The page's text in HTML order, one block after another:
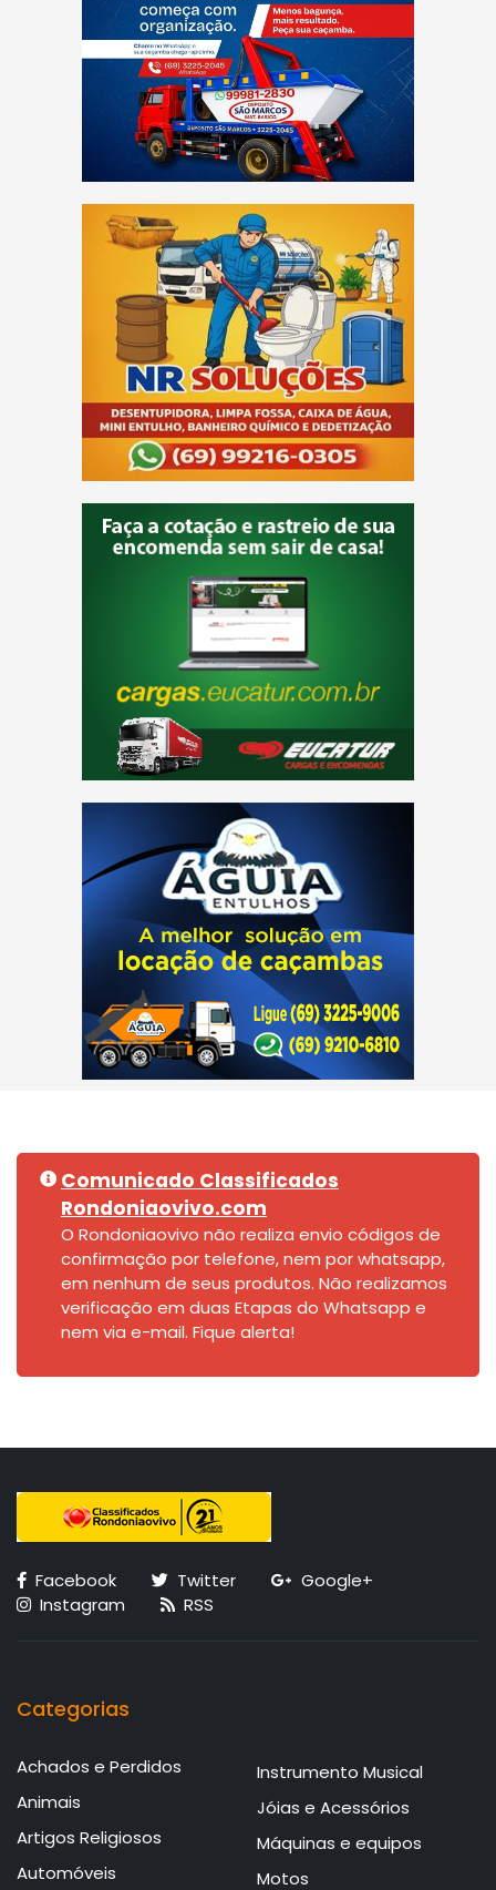
Comunicado Classificados
Rondoniaovivo.com
O Rondoniaovivo não realiza envio códigos de
confirmação por telefone, nem por whatsapp,
em nenhum de seus produtos. Não realizamos
verificação em duas Etapas do Whatsapp e
nem via e-mail. Fique alerta!
Facebook Twitter
Google+
Instagram
RSS
Categorias
Achados e Perdidos
Animais
Artigos Religiosos
Automóveis
Instrumento Musical
Jóias e Acessórios
Máquinas e equipos
Motos